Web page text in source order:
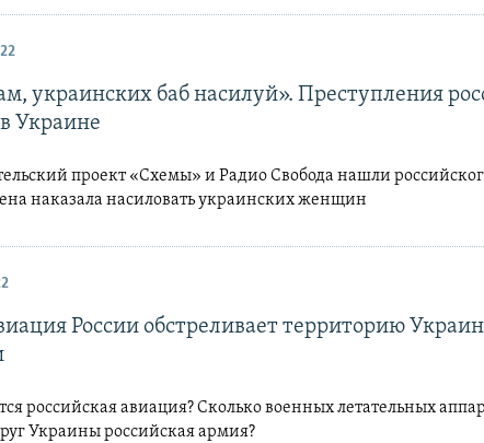
украинских баб насилуй». Преступления
Украине
проект «Схемы» и Радио Свобода нашли
наказала насиловать украинских женщин
России обстреливает территорию
российская авиация? Сколько военных летательных
Украины российская армия?